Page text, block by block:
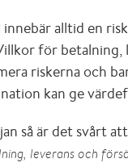
alltid en
för betalning,
riskerna och
kan ge
så är det svårt
leverans och